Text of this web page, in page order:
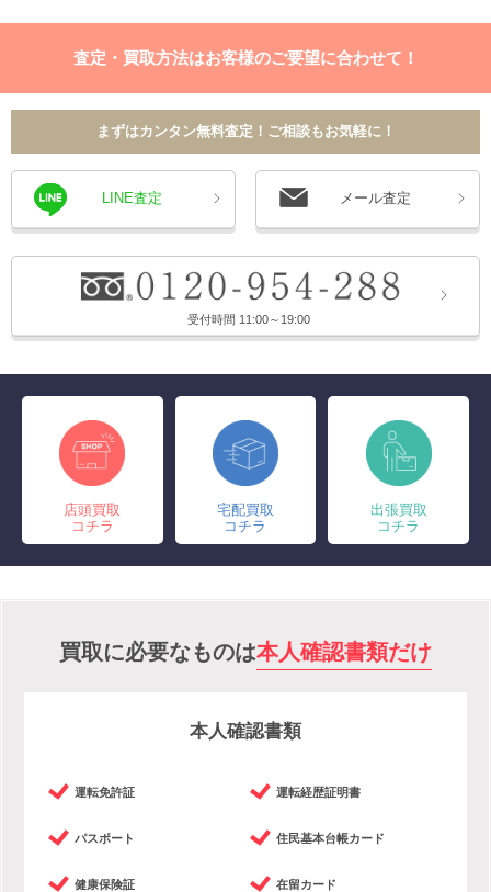
査定・買取方法はお客様のご要望に合わせて！
まずはカンタン無料査定！ご相談もお気軽に！
LINE査定 メール査定
受付時間 11:00～19:00
店頭買取
コチラ
宅配買取
コチラ
出張買取
コチラ
買取に必要なものは本人確認書類だけ
本人確認書類
運転免許証 運転経歴証明書
パスポート 住民基本台帳カード
健康保険証 在留カード